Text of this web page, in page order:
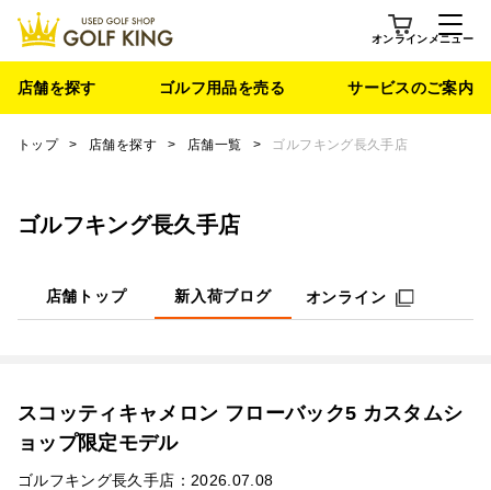
オンライン メニュー
店舗を探す ゴルフ用品を売る サービスのご案内
トップ > 店舗を探す > 店舗一覧 > ゴルフキング長久手店
ゴルフキング長久手店
店舗トップ 新入荷ブログ オンライン
スコッティキャメロン フローバック5 カスタムシ
ョップ限定モデル
ゴルフキング長久手店：2026.07.08